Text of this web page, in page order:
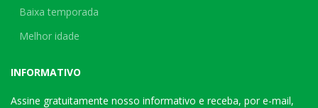
Baixa temporada
Melhor idade
INFORMATIVO
Assine gratuitamente nosso informativo e receba, por e-mail,